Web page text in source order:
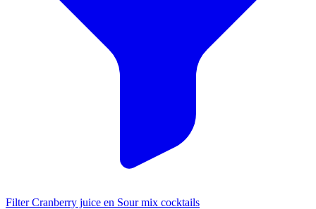
Filter Cranberry juice en Sour mix cocktails